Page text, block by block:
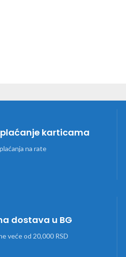
karticama
na rate
dostava u BG
veće od 20,000 RSD